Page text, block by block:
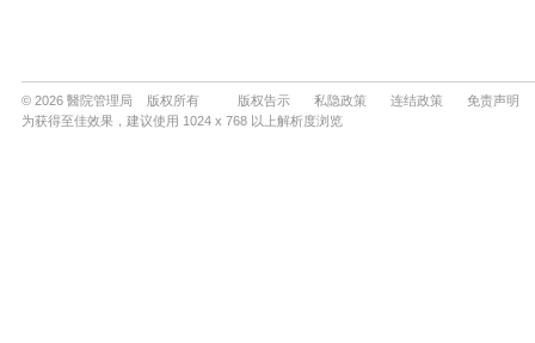
© 2026 醫院管理局 版权所有 版权告示 私隐政策 连结政策
免责声明
为获得至佳效果，建议使用 1024 x 768 以上解析度浏览